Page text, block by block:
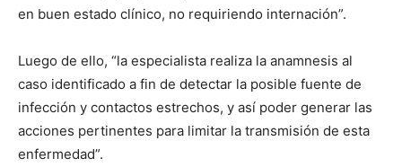
en buen estado clínico, no requiriendo internación”.
Luego de ello, “la especialista realiza la anamnesis al
caso identificado a fin de detectar la posible fuente de
infección y contactos estrechos, y así poder generar las
acciones pertinentes para limitar la transmisión de esta
enfermedad”.